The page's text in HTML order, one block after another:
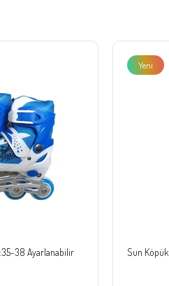
38 Ayarlanabilir Sun
Yeni